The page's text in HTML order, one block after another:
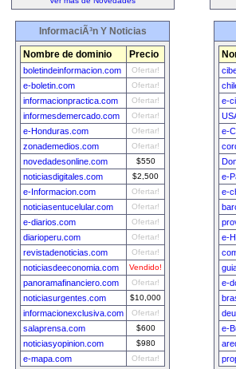
InformaciÃ³n Y Noticias
Nombre de dominio Precio
boletindeinformacion.com Ofertar!
e-boletin.com Ofertar!
informacionpractica.com Ofertar!
informesdemercado.com Ofertar!
e-Honduras.com Ofertar!
zonademedios.com Ofertar!
novedadesonline.com $550
noticiasdigitales.com $2,500
e-Informacion.com Ofertar!
noticiasentucelular.com Ofertar!
e-diarios.com Ofertar!
diarioperu.com Ofertar!
revistadenoticias.com Ofertar!
noticiasdeeconomia.com Vendido!
panoramafinanciero.com Ofertar!
noticiasurgentes.com $10,000
informacionexclusiva.com Ofertar!
salaprensa.com $600
noticiasyopinion.com $980
e-mapa.com Ofertar!
e-
e-
e-
e-
e-
e-
e-